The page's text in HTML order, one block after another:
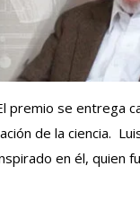
premio se entrega
de la ciencia.
en él, quien